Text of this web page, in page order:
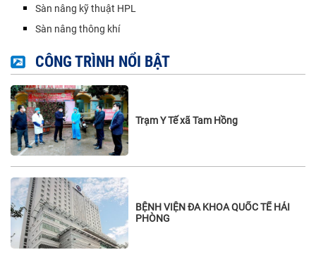
Sàn nâng kỹ thuật HPL
Sàn nâng thông khí
CÔNG TRÌNH NỔI BẬT
Trạm Y Tế xã Tam Hồng
BỆNH VIỆN ĐA KHOA QUỐC TẾ HẢI
PHÒNG